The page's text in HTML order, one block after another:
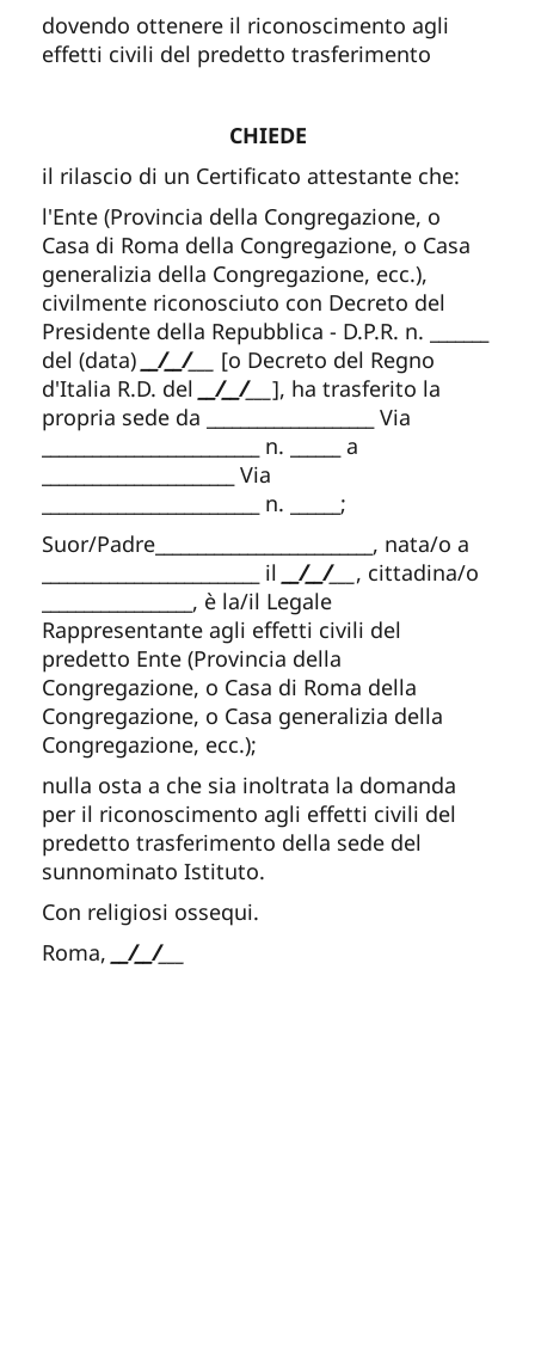
dovendo ottenere il riconoscimento agli
effetti civili del predetto trasferimento
CHIEDE
il rilascio di un Certificato attestante che:
l'Ente (Provincia della Congregazione, o
Casa di Roma della Congregazione, o Casa
generalizia della Congregazione, ecc.),
civilmente riconosciuto con Decreto del
Presidente della Repubblica - D.P.R. n.
del (data)
__/__/___
[o Decreto del Regno
d'Italia R.D. del
__/__/___ ], ha trasferito la
propria sede da
Via
n.
a
Via
n.
;
Suor/Padre
, nata/o a
il __/__/___ , cittadina/o
, è la/il Legale
Rappresentante agli effetti civili del
predetto Ente (Provincia della
Congregazione, o Casa di Roma della
Congregazione, o Casa generalizia della
Congregazione, ecc.);
nulla osta a che sia inoltrata la domanda
per il riconoscimento agli effetti civili del
predetto trasferimento della sede del
sunnominato Istituto.
Con religiosi ossequi.
Roma,
__/__/___